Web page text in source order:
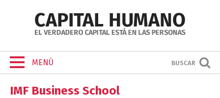
MENÚ BUSCAR
IMF Business School